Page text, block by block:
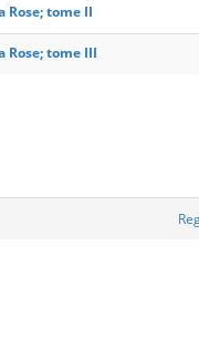
Rose; tome II
Rose; tome III